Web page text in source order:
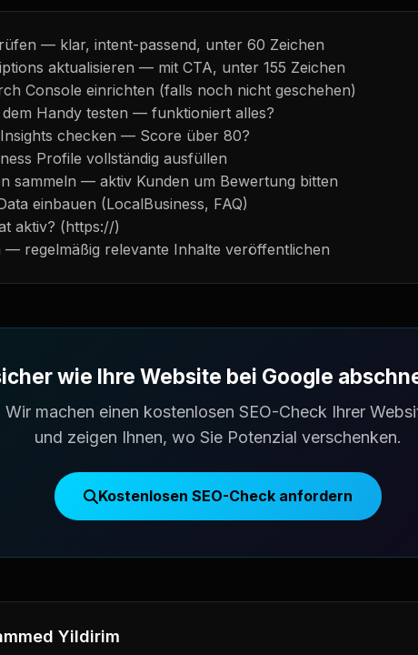
— klar, intent-passend, unter 60 Zeichen
aktualisieren — mit CTA, unter 155 Zeichen
Console einrichten (falls noch nicht geschehen)
dem Handy testen — funktioniert alles?
Insights checken — Score über 80?
Profile vollständig ausfüllen
sammeln — aktiv Kunden um Bewertung bitten
einbauen (LocalBusiness, FAQ)
aktiv? (https://)
— regelmäßig relevante Inhalte veröffentlichen
wie Ihre Website bei Google
Wir machen einen kostenlosen SEO-Check Ihrer
und zeigen Ihnen, wo Sie Potenzial verschenken.
Kostenlosen SEO-Check anfordern
Yildirim